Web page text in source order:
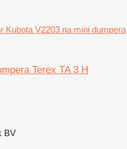
Kubota V2203 na mini dumpera
Terex TA 3 H
BV